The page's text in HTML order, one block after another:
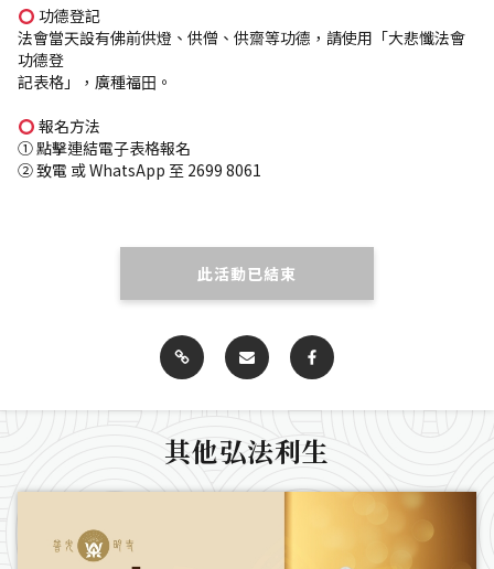
功德登記
法會當天設有佛前供燈、供僧、供齋等功德，請使⽤「⼤悲懺法會
功德登
記表格」，廣種福⽥。
報名⽅法
① 點擊連結電⼦表格報名
② 致電 或 WhatsApp ⾄ 2699 8061
此活動已結束
其他弘法利生